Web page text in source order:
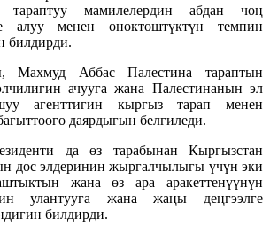
тараптуу мамилелердин абдан чоң
алуу менен өнөктөштүктүн темпин
билдирди.
Махмуд Аббас Палестина тараптын
ачууга жана Палестинанын эл
агенттигин кыргыз тарап менен
даярдыгын белгиледи.
да өз тарабынан Кыргызстан
дос элдеринин жыргалчылыгы үчүн эки
жана өз ара аракеттенүүнүн
улантууга жана жаңы деңгээлге
билдирди.